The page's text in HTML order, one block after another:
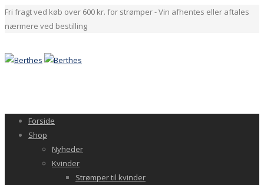
Fri fragt ved køb over 600 kr. for strømper - Vin afhentes eller aftales
nærmere ved bestilling
Forside
Shop
Nyheder
Kvinder
Strømper til kvinder